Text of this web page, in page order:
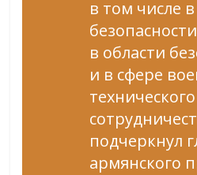
в том числе
в области
и в сфере
технического
подчеркнул
армянского